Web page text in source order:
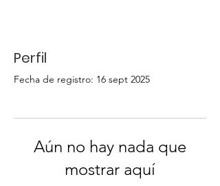
Perfil
Fecha de registro: 16 sept 2025
Aún no hay nada que
mostrar aquí